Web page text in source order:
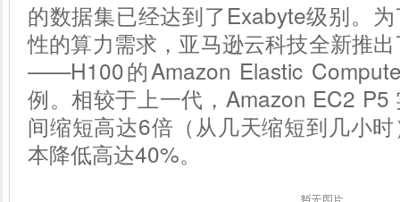
的数据集已经达到了Exabyte级别。
性的算力需求，亚马逊云科技全新推
——H100的Amazon Elastic
例。相较于上一代，Amazon EC2 P5
间缩短高达6倍（从几天缩短到几小
本降低高达40%。